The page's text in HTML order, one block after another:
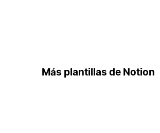
Más plantillas de Notion